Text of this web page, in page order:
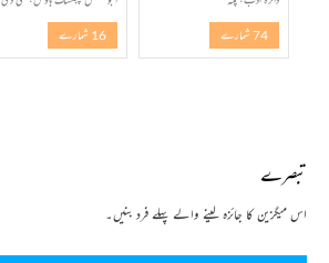
74 شمارے 16 شمارے
تبصرے
اس میگزین کا جائزہ لینے والے پہلے فرد بنیں۔